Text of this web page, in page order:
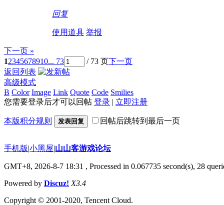
回复
使用道具 举报
下一页 »
12345678910... 73 / 73 页下一页
返回列表
高级模式
B Color Image Link Quote Code Smilies
您需要登录后才可以回帖 登录 | 立即注册
本版积分规则 发表回复 回帖后跳转到最后一页
手机版|小黑屋|山山客游戏论坛
GMT+8, 2026-8-7 18:31 , Processed in 0.067735 second(s), 28
Powered by Discuz! X3.4
Copyright © 2001-2020, Tencent Cloud.